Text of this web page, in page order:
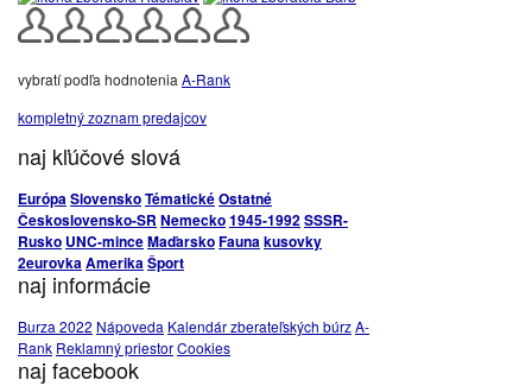
vybratí podľa hodnotenia A-Rank
kompletný zoznam predajcov
naj kľúčové slová
EurópaSlovenskoTématickéOstatné
Československo-SR Nemecko1945-1992SSSR-
Rusko UNC-minceMaďarskoFaunakusovky
2eurovkaAmerikaŠport
naj informácie
Burza 2022 Nápoveda Kalendár zberateľských búrzA-
Rank Reklamný priestorCookies
naj facebook